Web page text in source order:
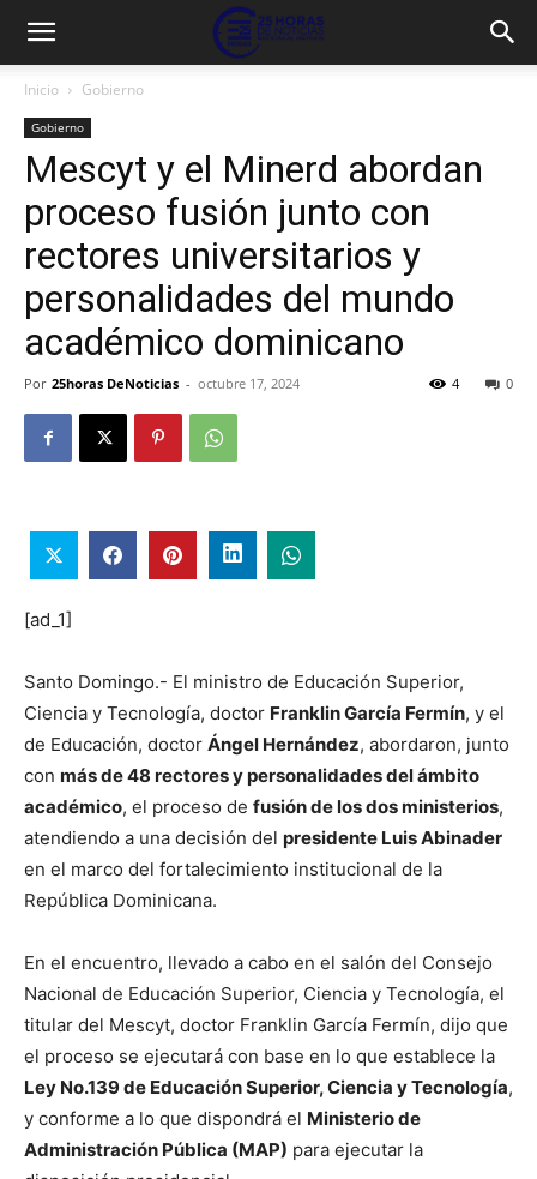
Inicio Gobierno
Gobierno
Mescyt y el Minerd abordan
proceso fusión junto con
rectores universitarios y
personalidades del mundo
académico dominicano
Por 25horas DeNoticias - octubre 17, 2024 0
4
[ad_1]
Santo Domingo.- El ministro de Educación Superior,
Ciencia y Tecnología, doctor Franklin García Fermín, y el
de Educación, doctor Ángel Hernández, abordaron, junto
con más de 48 rectores y personalidades del ámbito
académico, el proceso de fusión de los dos ministerios,
atendiendo a una decisión del presidente Luis Abinader
en el marco del fortalecimiento institucional de la
República Dominicana.
En el encuentro, llevado a cabo en el salón del Consejo
Nacional de Educación Superior, Ciencia y Tecnología, el
titular del Mescyt, doctor Franklin García Fermín, dijo que
el proceso se ejecutará con base en lo que establece la
Ley No.139 de Educación Superior, Ciencia y Tecnología,
y conforme a lo que dispondrá el Ministerio de
Administración Pública (MAP) para ejecutar la